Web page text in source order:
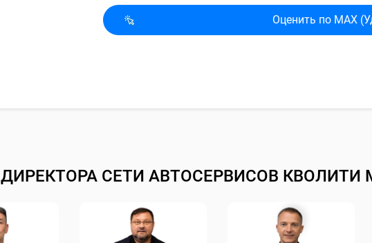
Оценить по MAX
ДИРЕКТОРА СЕТИ АВТОСЕРВИСОВ КВОЛИТИ